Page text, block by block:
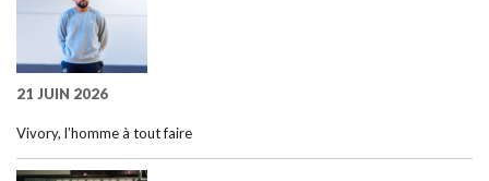
21 JUIN 2026
Vivory, l’homme à tout faire